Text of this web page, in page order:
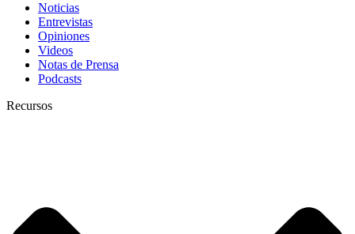
Noticias
Entrevistas
Opiniones
Videos
Notas de Prensa
Podcasts
Recursos